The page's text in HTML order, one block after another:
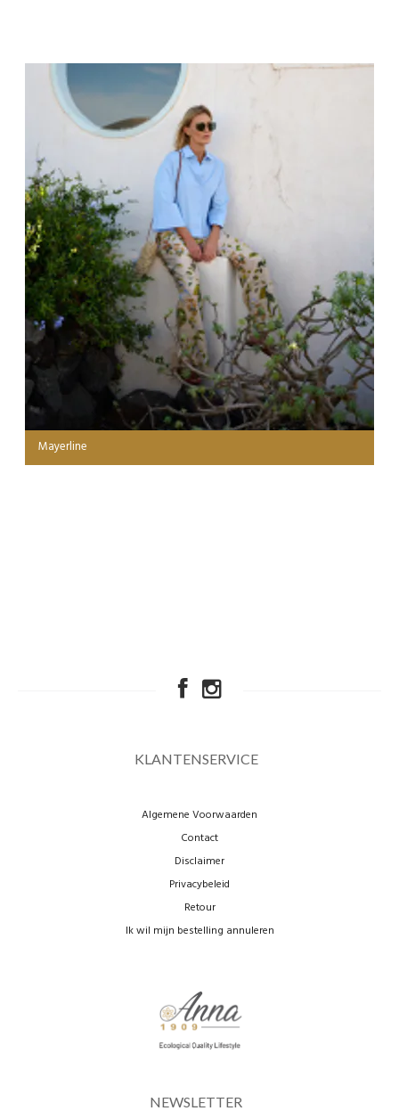
Mayerline
KLANTENSERVICE
Algemene Voorwaarden
Contact
Disclaimer
Privacybeleid
Retour
Ik wil mijn bestelling annuleren
NEWSLETTER